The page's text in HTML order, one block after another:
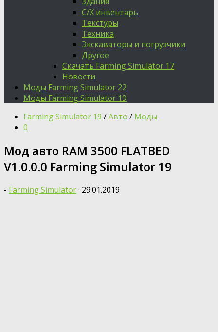
С/Х инвентарь
Текстуры
Техника
Экскаваторы и погрузчики
Другое
Скачать Farming Simulator 17
Новости
Моды Farming Simulator 22
Моды Farming Simulator 19
Farming Simulator 19 /Авто / Моды
0
Мод авто RAM 3500 FLATBED
V1.0.0.0 Farming Simulator 19
- Farming Simulator· 29.01.2019